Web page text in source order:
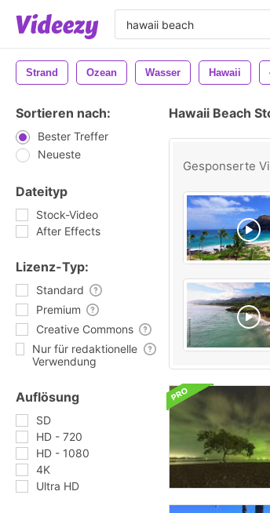
Strand Ozean Wasser Hawaii
Sortieren nach:
Bester Treffer
Neueste
Dateityp
Stock-Video
After Effects
Lizenz-Typ:
Standard
Premium
Creative Commons
Nur für redaktionelle
Verwendung
Auflösung
SD
HD - 720
HD - 1080
4K
Ultra HD
Hawaii Beach
Gesponserte